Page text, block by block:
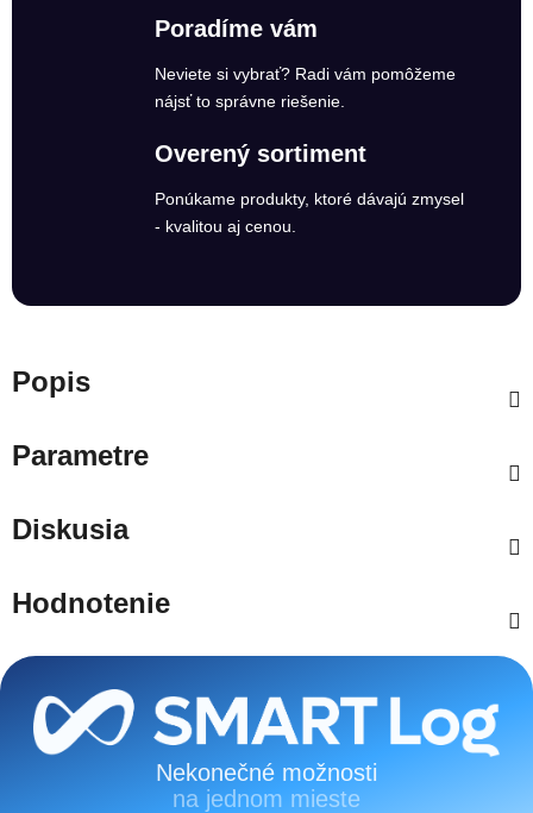
Poradíme vám
Neviete si vybrať? Radi vám pomôžeme
nájsť to správne riešenie.
Overený sortiment
Ponúkame produkty, ktoré dávajú zmysel
- kvalitou aj cenou.
Popis
Parametre
Diskusia
Hodnotenie
Zápätie
Nekonečné možnosti
na jednom mieste